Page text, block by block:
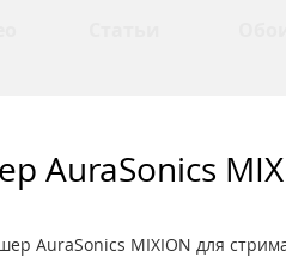
AuraSonics
AuraSonics MIXION для